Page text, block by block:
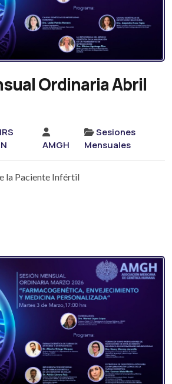
Ordinaria Abril
AMGH
Sesiones
Mensuales
la Paciente Infértil